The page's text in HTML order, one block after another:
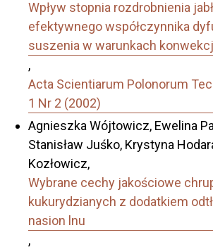
Wpływ stopnia rozdrobnienia
efektywnego współczynnika
suszenia w warunkach
,
Acta Scientiarum Polonorum
1 Nr 2 (2002)
Agnieszka Wójtowicz, Ewelina
Stanisław Juśko, Krystyna
Kozłowicz,
Wybrane cechy jakościowe
kukurydzianych z dodatkiem
nasion lnu
,